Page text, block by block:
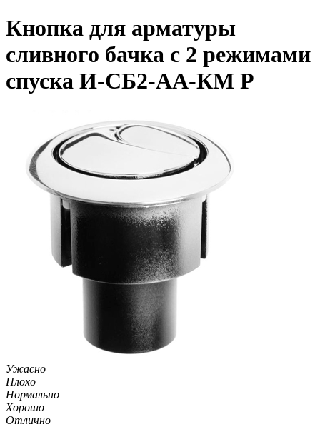
Кнопка для арматуры
сливного бачка с 2 режимами
спуска И-СБ2-АА-КМ Р
Ужасно
Плохо
Нормально
Хорошо
Отлично